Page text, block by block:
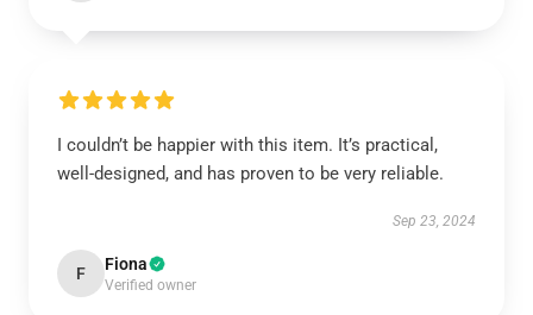
I couldn’t be happier with this item. It’s practical,
well-designed, and has proven to be very reliable.
Sep 23, 2024
F Fiona
Verified owner